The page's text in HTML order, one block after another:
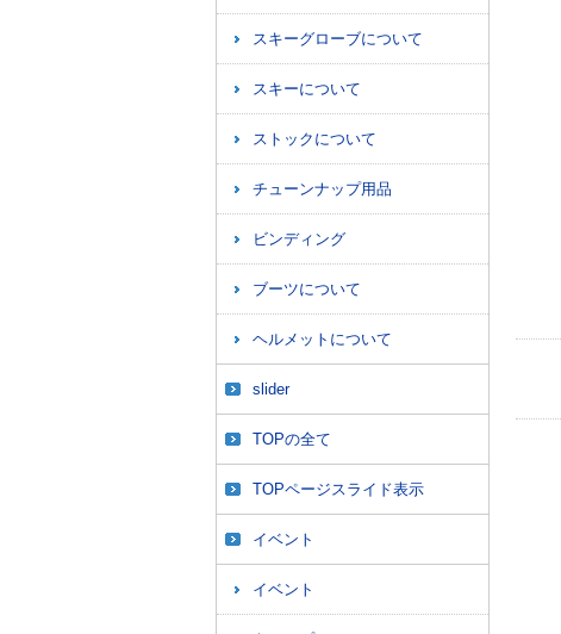
スキーグローブについて
スキーについて
ストックについて
チューンナップ用品
ビンディング
ブーツについて
ヘルメットについて
slider
TOPの全て
TOPページスライド表示
イベント
イベント